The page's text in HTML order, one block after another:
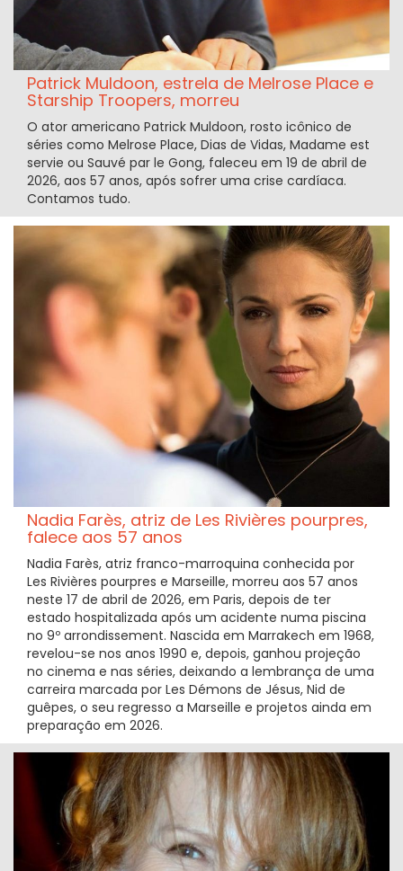
Patrick Muldoon, estrela de Melrose Place e
Starship Troopers, morreu
O ator americano Patrick Muldoon, rosto icônico de
séries como Melrose Place, Dias de Vidas, Madame est
servie ou Sauvé par le Gong, faleceu em 19 de abril de
2026, aos 57 anos, após sofrer uma crise cardíaca.
Contamos tudo.
Nadia Farès, atriz de Les Rivières pourpres,
falece aos 57 anos
Nadia Farès, atriz franco-marroquina conhecida por
Les Rivières pourpres e Marseille, morreu aos 57 anos
neste 17 de abril de 2026, em Paris, depois de ter
estado hospitalizada após um acidente numa piscina
no 9º arrondissement. Nascida em Marrakech em 1968,
revelou-se nos anos 1990 e, depois, ganhou projeção
no cinema e nas séries, deixando a lembrança de uma
carreira marcada por Les Démons de Jésus, Nid de
guêpes, o seu regresso a Marseille e projetos ainda em
preparação em 2026.